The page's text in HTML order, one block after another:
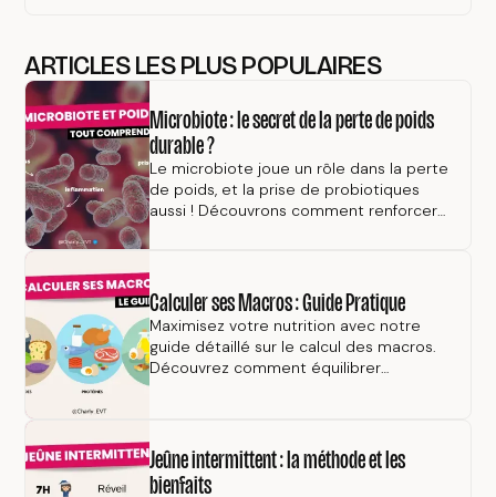
ARTICLES LES PLUS POPULAIRES
Microbiote : le secret de la perte de poids
durable ?
Le microbiote joue un rôle dans la perte
de poids, et la prise de probiotiques
aussi ! Découvrons comment renforcer
la flore intestinale pour maigrir et être
en meilleure santé.
Calculer ses Macros : Guide Pratique
Maximisez votre nutrition avec notre
guide détaillé sur le calcul des macros.
Découvrez comment équilibrer
protéines, glucides, et lipides pour
de poids efficace ou une prise de
muscle, nos astuces et exemples
Jeûne intermittent : la méthode et les
bienfaits